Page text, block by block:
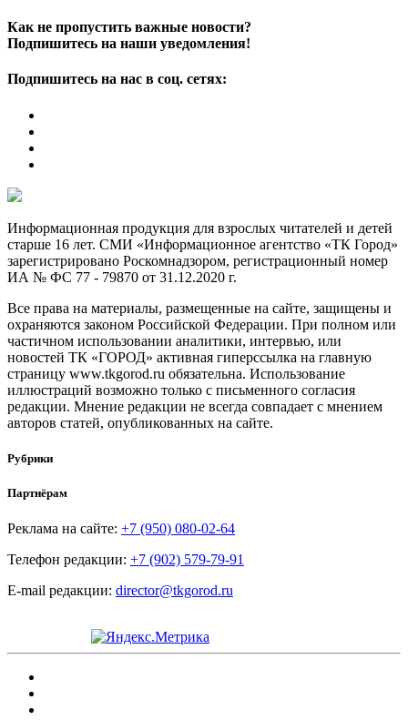
Как не пропустить важные новости?
Подпишитесь на наши уведомления!
Подпишитесь на нас в соц. сетях:
Информационная продукция для взрослых читателей и детей
старше 16 лет. СМИ «Информационное агентство «ТК Город»
зарегистрировано Роскомнадзором, регистрационный номер
ИА № ФС 77 - 79870 от 31.12.2020 г.
Все права на материалы, размещенные на сайте, защищены и
охраняются законом Российской Федерации. При полном или
частичном использовании аналитики, интервью, или
новостей ТК «ГОРОД» активная гиперссылка на главную
страницу www.tkgorod.ru обязательна. Использование
иллюстраций возможно только с письменного согласия
редакции. Мнение редакции не всегда совпадает с мнением
авторов статей, опубликованных на сайте.
Рубрики
Партнёрам
Реклама на сайте: +7 (950) 080-02-64
Телефон редакции: +7 (902) 579-79-91
E-mail редакции: director@tkgorod.ru